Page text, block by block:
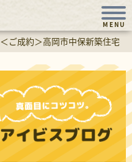
MENU
＜ご成約＞高岡市中保新築住宅